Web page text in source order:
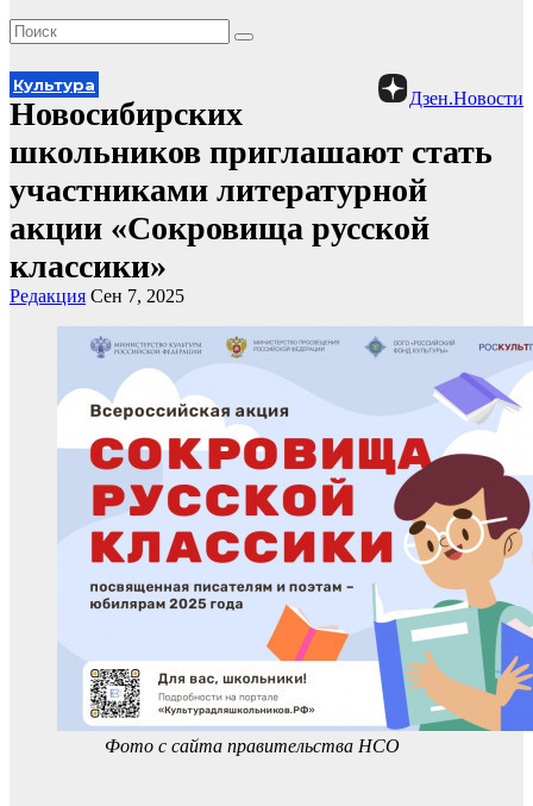
Дзен.Новости
Культура
Новосибирских
школьников приглашают стать
участниками литературной
акции «Сокровища русской
классики»
Редакция Сен 7, 2025
Фото с сайта правительства НСО